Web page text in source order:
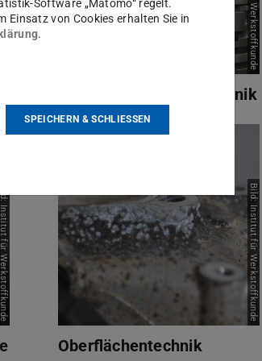
Mess- und Kalibriertechnik
Bild: Institut für Werkstoffkunde
Oberflächentechnik
Bild: Institut für Werkstoffkunde
Software „Matomo“ regelt.
Einsatz von Cookies erhalten Sie in
.
SPEICHERN & SCHLIESSEN